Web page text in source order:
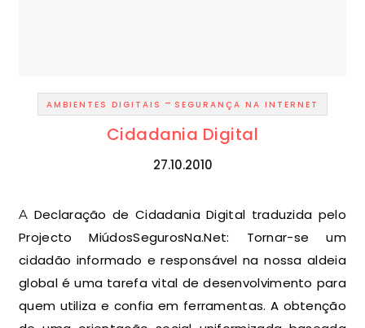
AMBIENTES DIGITAIS - SEGURANÇA NA INTERNET
Cidadania Digital
27.10.2010
A Declaração de Cidadania Digital traduzida pelo
Projecto MiúdosSegurosNa.Net: Tornar-se um
cidadão informado e responsável na nossa aldeia
global é uma tarefa vital de desenvolvimento para
quem utiliza e confia em ferramentas. A obtenção